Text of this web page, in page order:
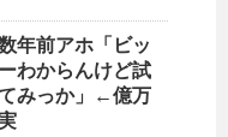
年前アホ「ビッ
わからんけど試
みっか」←億万